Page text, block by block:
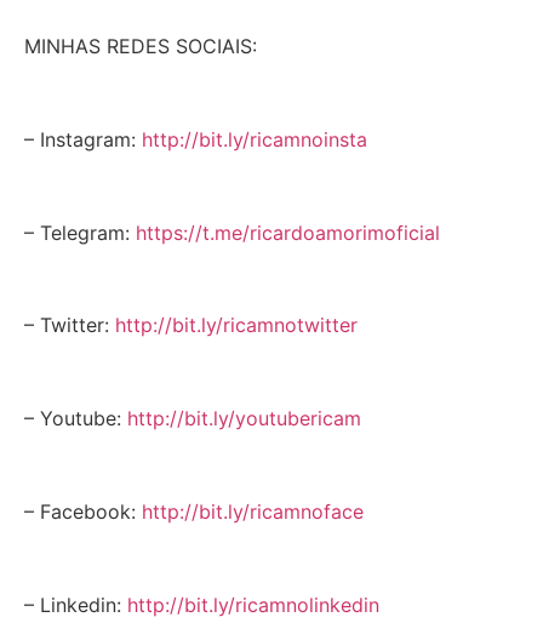
MINHAS REDES SOCIAIS:
– Instagram: http://bit.ly/ricamnoinsta
– Telegram: https://t.me/ricardoamorimoficial
– Twitter: http://bit.ly/ricamnotwitter
– Youtube: http://bit.ly/youtubericam
– Facebook: http://bit.ly/ricamnoface
– Linkedin: http://bit.ly/ricamnolinkedin